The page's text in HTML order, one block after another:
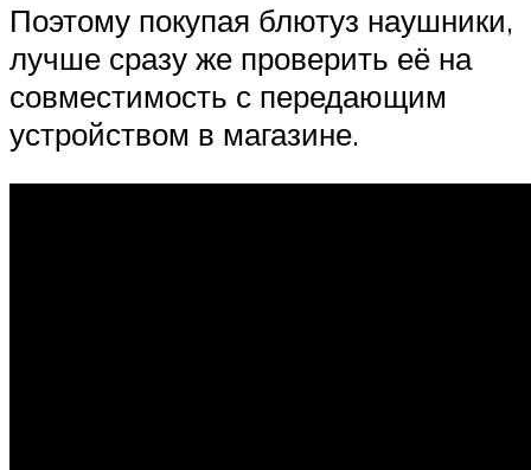
Поэтому покупая блютуз наушники,
лучше сразу же проверить её на
совместимость с передающим
устройством в магазине.